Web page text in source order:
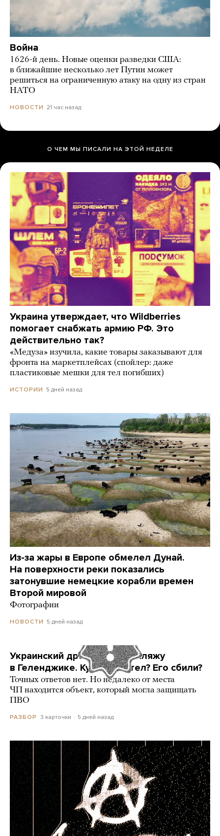
Война
1626-й день. Новые оценки разведки США:
в ближайшие несколько лет Путин может
решиться на ограниченную атаку на одну из стран
НАТО
НОВОСТИ 21 час назад
О ЧЕМ МЫ ПИСАЛИ НА ЭТОЙ НЕДЕЛЕ
Украина утверждает, что Wildberries
помогает снабжать армию РФ. Это
действительно так?
«Медуза» изучила, какие товары заказывают для
фронта на маркетплейсах (спойлер: даже
пластиковые мешки для тел погибших)
ИСТОРИИ 5 дней назад
Из-за жары в Европе обмелел Дунай.
На поверхности реки показались
затонувшие немецкие корабли времен
Второй мировой
Фотографии
НОВОСТИ 5 дней назад
Украинский дрон попал по пляжу
в Геленджике. Куда он летел? Его сбили?
Точных ответов нет. Но недалеко от места
ЧП находится объект, который могла защищать
ПВО
РАЗБОР 3 карточки 5 дней назад